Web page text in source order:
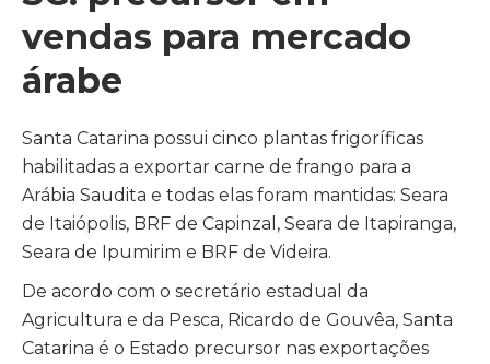
vendas para mercado
árabe
Santa Catarina possui cinco plantas frigoríficas
habilitadas a exportar carne de frango para a
Arábia Saudita e todas elas foram mantidas: Seara
de Itaiópolis, BRF de Capinzal, Seara de Itapiranga,
Seara de Ipumirim e BRF de Videira.
De acordo com o secretário estadual da
Agricultura e da Pesca, Ricardo de Gouvêa, Santa
Catarina é o Estado precursor nas exportações